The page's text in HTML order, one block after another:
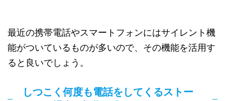
最近の携帯電話やスマートフォンにはサイレント機
能がついているものが多いので、その機能を活用す
ると良いでしょう。
しつこく何度も電話をしてくるストー